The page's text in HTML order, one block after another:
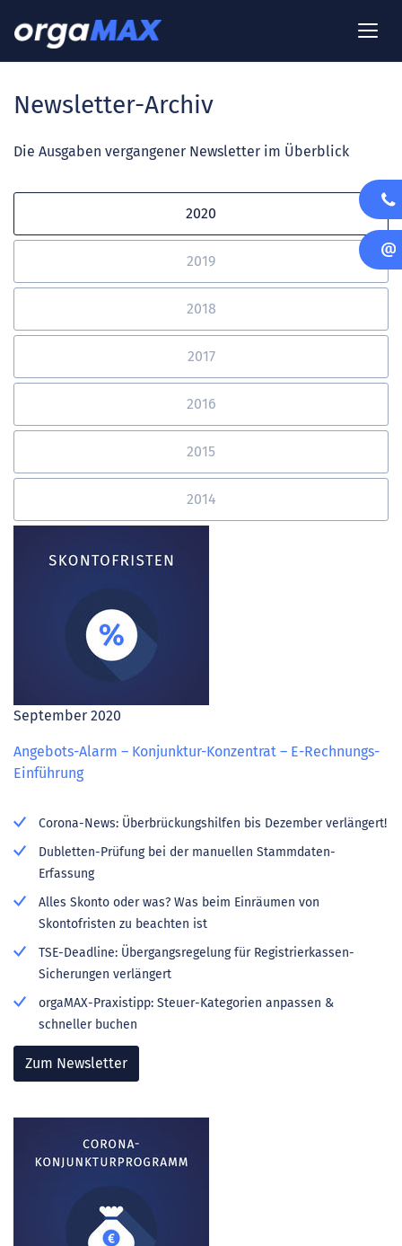
Newsletter-Archiv
Die Ausgaben vergangener Newsletter im Überblick
2020
2019
2018
2017
2016
2015
2014
September 2020
Angebots-Alarm – Konjunktur-Konzentrat – E-Rechnungs-
Einführung
Corona-News: Überbrückungshilfen bis Dezember verlängert!
Dubletten-Prüfung bei der manuellen Stammdaten-
Erfassung
Alles Skonto oder was? Was beim Einräumen von
Skontofristen zu beachten ist
TSE-Deadline: Übergangsregelung für Registrierkassen-
Sicherungen verlängert
orgaMAX-Praxistipp: Steuer-Kategorien anpassen &
schneller buchen
Zum Newsletter